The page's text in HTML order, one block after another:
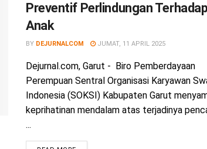
Preventif Perlindungan Terhadap
Anak
BY DEJURNALCOM JUMAT, 11 APRIL 2025
Dejurnal.com, Garut - Biro Pemberdayaan
Perempuan Sentral Organisasi Karyawan
Indonesia (SOKSI) Kabupaten Garut
keprihatinan mendalam atas terjadinya
...